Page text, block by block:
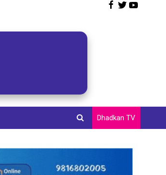
Dhadkan TV